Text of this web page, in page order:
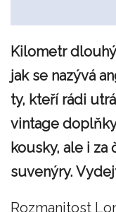
Kilometr
jak se nazývá
ty, kteří rádi
vintage
kousky, ale i
suvenýry.
Rozmanitost